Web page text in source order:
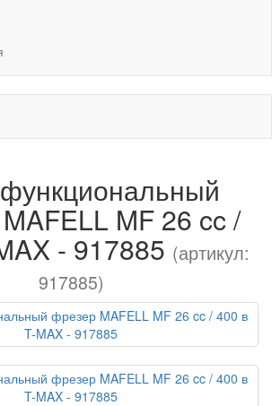
MF 26 cc /
- 917885 (артикул:
917885)